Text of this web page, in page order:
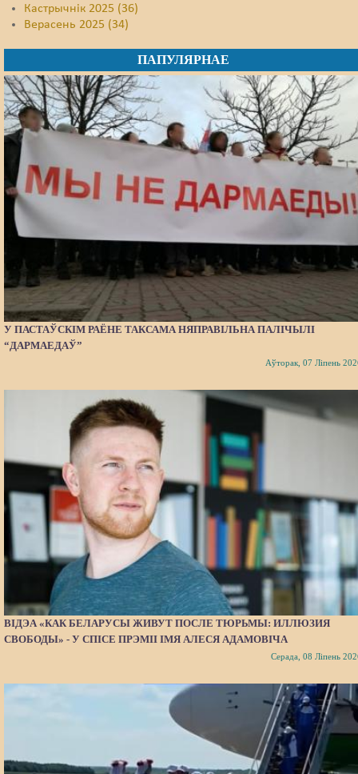
Кастрычнік 2025 (36)
Верасень 2025 (34)
ПАПУЛЯРНАЕ
У ПАСТАЎСКІМ РАЁНЕ ТАКСАМА НЯПРАВІЛЬНА ПАЛІЧЫЛІ
“ДАРМАЕДАЎ”
Аўторак, 07 Ліпень
ВІДЭА «КАК БЕЛАРУСЫ ЖИВУТ ПОСЛЕ ТЮРЬМЫ: ИЛЛЮЗИЯ
СВОБОДЫ» - У СПІСЕ ПРЭМІІ ІМЯ АЛЕСЯ АДАМОВІЧА
Серада, 08 Ліпень